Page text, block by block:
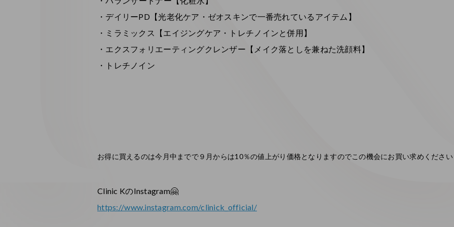
・デイリーPD【光老化ケア・ゼオスキンで一番売れているアイテム】
・ミラミックス【エイジングケア・トレチノインと併用】
・エクスフォリエーティングクレンザー【メイク落としを兼ねた洗顔料】
・トレチノイン
お得に買えるのは今月中までで９月からは10％の値上がり価格となりますのでこの機会にお買い求めくださ
Clinic KのInstagram🤗
https://www.instagram.com/clinick_official/